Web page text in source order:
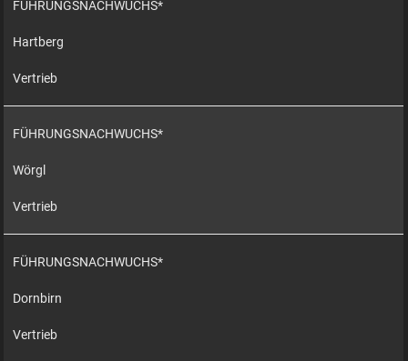
FÜHRUNGSNACHWUCHS*
Hartberg
Vertrieb
FÜHRUNGSNACHWUCHS*
Wörgl
Vertrieb
FÜHRUNGSNACHWUCHS*
Dornbirn
Vertrieb